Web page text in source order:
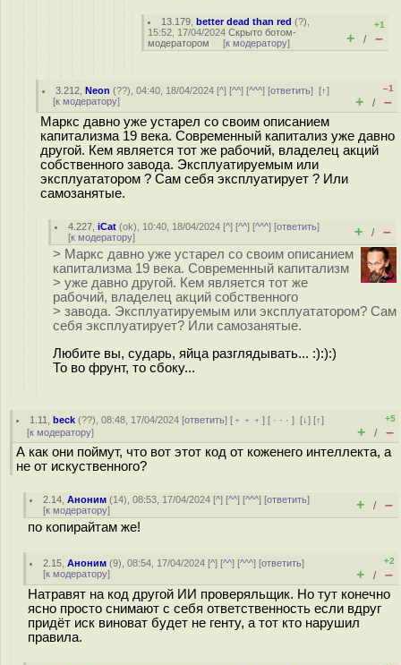
13.179 ,better dead than red (?),
15:52, 17/04/2024 Скрыто ботом-
модератором [к модератору]
+1
+ / –
3.212 ,Neon (??), 04:40, 18/04/2024 [^] [^^] [^^^] [ответить][↑]
[к модератору]
–1
+ / –
Маркс давно уже устарел со своим описанием
капитализма 19 века. Современный капитализ уже давно
другой. Кем является тот же рабочий, владелец акций
собственного завода. Эксплуатируемым или
эксплуататором ? Сам себя эксплуатирует ? Или
самозанятые.
4.227 ,iCat (ok), 10:40, 18/04/2024 [^] [^^] [^^^] [ответить]
[к модератору] + / –
> Маркс давно уже устарел со своим описанием
капитализма 19 века. Современный капитализм
> уже давно другой. Кем является тот же
рабочий, владелец акций собственного
> завода. Эксплуатируемым или эксплуататором? Сам
себя эксплуатирует? Или самозанятые.
Любите вы, сударь, яйца разглядывать... :):):)
То во фрунт, то сбоку...
1.11 ,beck (??), 08:48, 17/04/2024 [ответить] [ ﹢﹢﹢] [ · · ·][↓] [↑]
[к модератору]
+5
+ / –
А как они поймут, что вот этот код от коженего интеллекта, а
не от искуственного?
2.14 ,Аноним (14), 08:53, 17/04/2024 [^] [^^] [^^^] [ответить]
[к модератору] + / –
по копирайтам же!
2.15 ,Аноним (9), 08:54, 17/04/2024 [^] [^^] [^^^] [ответить]
[к модератору]
+2
+ / –
Натравят на код другой ИИ проверяльщик. Но тут конечно
ясно просто снимают с себя ответственность если вдруг
придёт иск виноват будет не генту, а тот кто нарушил
правила.